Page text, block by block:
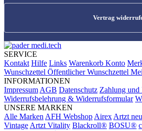
Vertrag
SERVICE
Kontakt Hilfe Links Warenkorb Konto
Wunschzettel Öffentlicher Wunschzettel
INFORMATIONEN
Impressum AGB Datenschutz Zahlung
Widerrufsbelehrung & Widerrufsformular
UNSERE MARKEN
Alle Marken AFH Webshop Airex Artzt
Vintage Artzt Vitality Blackroll® BOSU®